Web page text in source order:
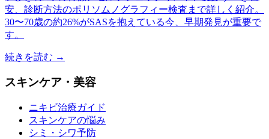
安、診断方法のポリソムノグラフィー検査まで詳しく紹介。
30〜70歳の約26%がSASを抱えている今、早期発見が重要で
す。
続きを読む →
スキンケア・美容
ニキビ治療ガイド
スキンケアの悩み
シミ・シワ予防